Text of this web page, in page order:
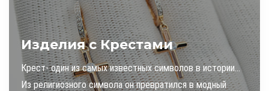
Изделия с Крестами
Крест- один из самых известных символов в истории…
Из религиозного символа он превратился в модный